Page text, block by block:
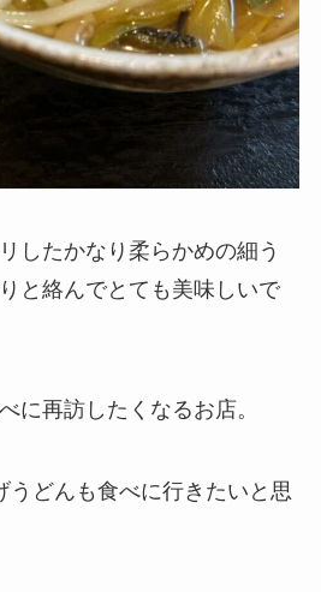
したかなり柔らかめの細う
と絡んでとても美味しいで
に再訪したくなるお店。
うどんも食べに行きたいと思